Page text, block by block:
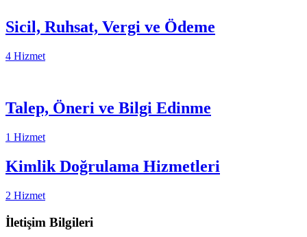
Sicil, Ruhsat, Vergi ve Ödeme
4 Hizmet
Talep, Öneri ve Bilgi Edinme
1 Hizmet
Kimlik Doğrulama Hizmetleri
2 Hizmet
İletişim Bilgileri